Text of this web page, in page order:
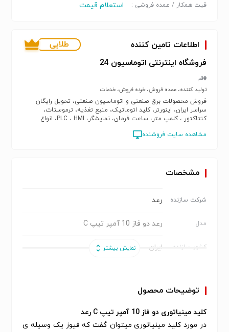
قیت همکار / عمده فروشی : استعلام قیمت
اطلاعات تامین کننده
فروشگاه اینترنتی اتوماسیون 24
قم
تولید کننده، عمده فروش، خرده فروش، خدمات
فروش محصولات برق صنعتی و اتوماسیون صنعتی، تحویل رایگان
سراسر ایران، اینورتر، کلید اتوماتیک، منبع تغذیه، ترموستات،
کنتاکتور ، کلمپ متر، ساعت فرمان، نمایشگر، PLC ، HMI، انواع
مشاهده سایت فروشنده
مشخصات
شرکت سازنده رعد
مدل رعد دو فاز 10 آمپر تیپ C
کشور سازنده ایران
بازه جریان 10 آمپر
منحنی قطع Type B
توضیحات محصول
کلید مینیاتوری دو فاز 10 آمپر تیپ C رعد
در مورد کلید مینیاتوری می­توان گفت که فیوز یک وسیله­ ی